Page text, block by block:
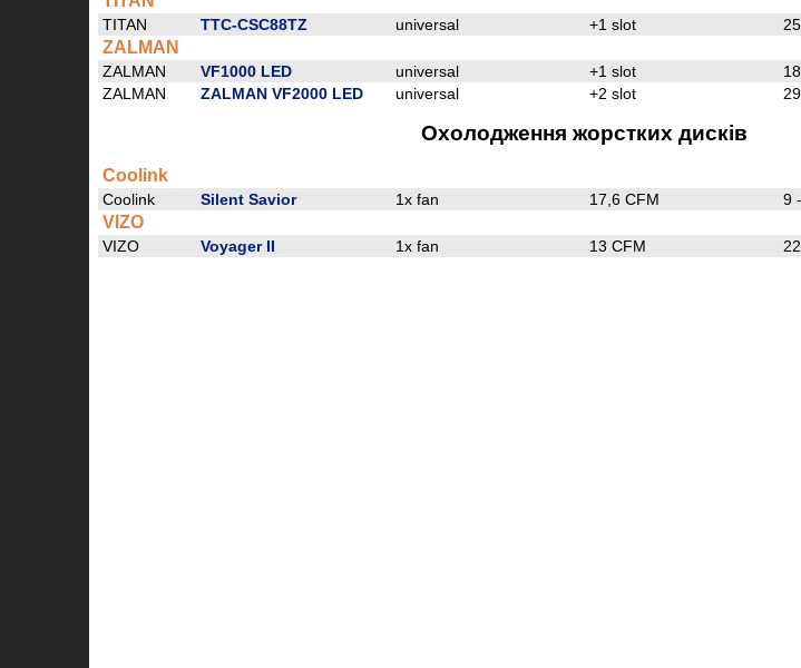
TITAN TTC-CSC88TZ universal +1 slot
ZALMAN
ZALMAN VF1000 LED universal +1 slot
ZALMAN
ZALMAN VF2000 LED universal +2 slot
Охолодження жорстких дисків
Coolink
Coolink Silent Savior 1x fan 17,6 CFM 9
VIZO
VIZO Voyager II 1x fan 13 CFM